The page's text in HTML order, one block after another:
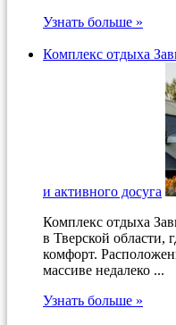
Узнать больше »
Комплекс отдыха
и активного досуга
Комплекс отдыха
в Тверской области,
комфорт.
массиве недалеко ...
Узнать больше »